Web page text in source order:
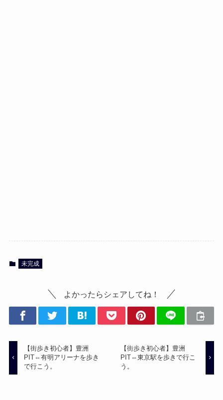
未完成
よかったらシェアしてね！
【街歩き初心者】豊洲
PIT⇔有明アリーナを歩き
で行こう。
【街歩き初心者】豊洲
PIT⇔東京駅を歩きで行こ
う。